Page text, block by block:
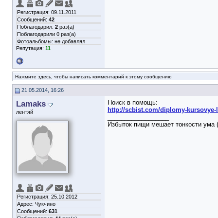
Регистрация: 09.11.2011
Сообщений: 42
Поблагодарил: 2 раз(а)
Поблагодарили 0 раз(а)
Фотоальбомы: не добавлял
Репутация: 11
Нажмите здесь, чтобы написать комментарий к этому сообщению
21.05.2014, 16:26
Lamaks
лентяй
Регистрация: 25.10.2012
Адрес: Чукчино
Сообщений: 631
Поиск в помощь:
http://scbist.com/diplomy-kursovye-
Избыток пищи мешает тонкости ума